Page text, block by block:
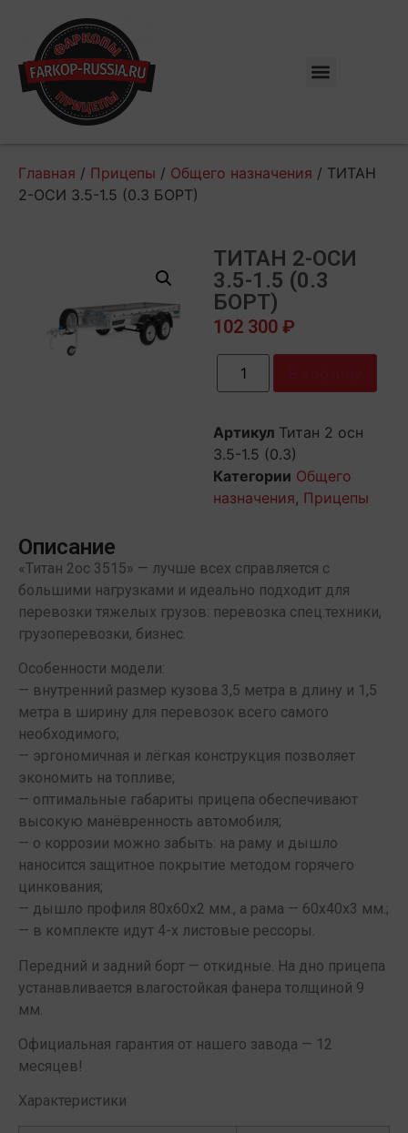
Главная / Прицепы / Общего назначения / ТИТАН
2-ОСИ 3.5-1.5 (0.3 БОРТ)
ТИТАН 2-ОСИ
3.5-1.5 (0.3
БОРТ)
102 300 ₽
Артикул Титан 2 осн
3.5-1.5 (0.3)
Категории Общего
назначения, Прицепы
Описание
«Титан 2ос 3515» — лучше всех справляется с
большими нагрузками и идеально подходит для
перевозки тяжелых грузов: перевозка спец.техники,
грузоперевозки, бизнес.
Особенности модели:
— внутренний размер кузова 3,5 метра в длину и 1,5
метра в ширину для перевозок всего самого
необходимого;
— эргономичная и лёгкая конструкция позволяет
экономить на топливе;
— оптимальные габариты прицепа обеспечивают
высокую манёвренность автомобиля;
— о коррозии можно забыть: на раму и дышло
наносится защитное покрытие методом горячего
цинкования;
— дышло профиля 80х60х2 мм., а рама — 60х40х3 мм.;
— в комплекте идут 4-х листовые рессоры.
Передний и задний борт — откидные. На дно прицепа
устанавливается влагостойкая фанера толщиной 9
мм.
Официальная гарантия от нашего завода — 12
месяцев!
Характеристики